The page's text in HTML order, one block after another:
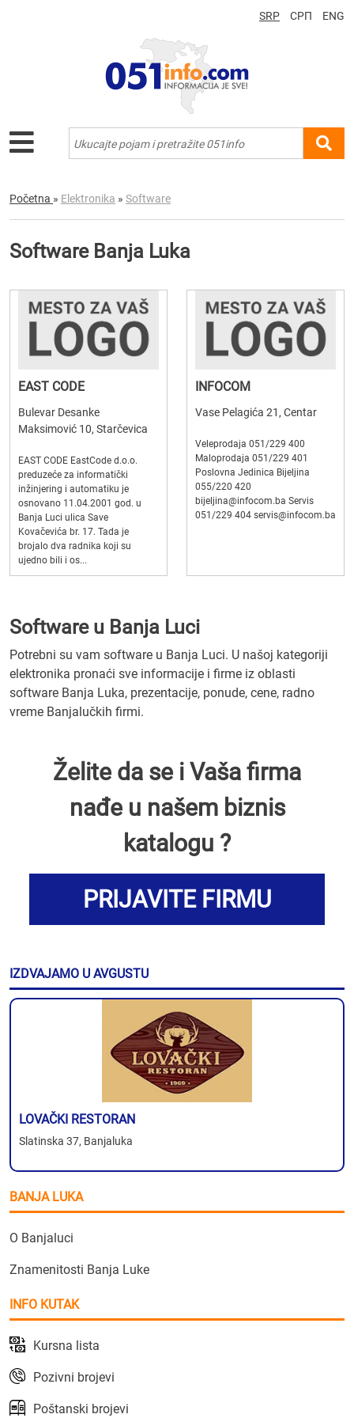
SRP СРП ENG
Početna » Elektronika » Software
Software Banja Luka
EAST CODE
Bulevar Desanke
Maksimović 10, Starčevica
EAST CODE EastCode d.o.o.
preduzeće za informatički
inžinjering i automatiku je
osnovano 11.04.2001 god. u
Banja Luci ulica Save
Kovačevića br. 17. Tada je
brojalo dva radnika koji su
ujedno bili i os...
INFOCOM
Vase Pelagića 21, Centar
Veleprodaja 051/229 400
Maloprodaja 051/229 401
Poslovna Jedinica Bijeljina
055/220 420
bijeljina@infocom.ba Servis
051/229 404 servis@infocom.ba
Software u Banja Luci
Potrebni su vam software u Banja Luci. U našoj kategoriji
elektronika pronaći sve informacije i firme iz oblasti
software Banja Luka, prezentacije, ponude, cene, radno
vreme Banjalučkih firmi.
Želite da se i Vaša firma
nađe u našem biznis
katalogu ?
PRIJAVITE FIRMU
IZDVAJAMO U AVGUSTU
LOVAČKI RESTORAN
Slatinska 37, Banjaluka
BANJA LUKA
O Banjaluci
Znamenitosti Banja Luke
INFO KUTAK
Kursna lista
Pozivni brojevi
Poštanski brojevi